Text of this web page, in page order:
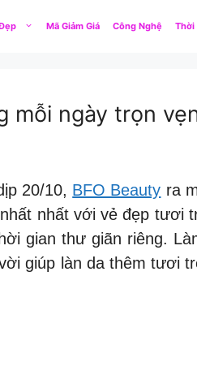
Mã Giảm Giá Công Nghệ Thời
mỗi ngày trọn
20/10, BFO Beauty ra
nhất với vẻ đẹp tươi
gian thư giãn riêng.
giúp làn da thêm tươi